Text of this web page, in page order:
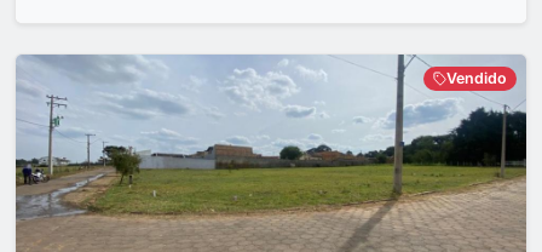
Vendido